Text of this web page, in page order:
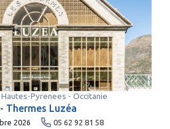
Hautes-Pyrenees - Occitanie
Thermes Luzéa
2026 05 62 92 81 58